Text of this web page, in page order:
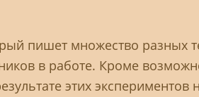
пишет множество разных
в работе. Кроме
этих